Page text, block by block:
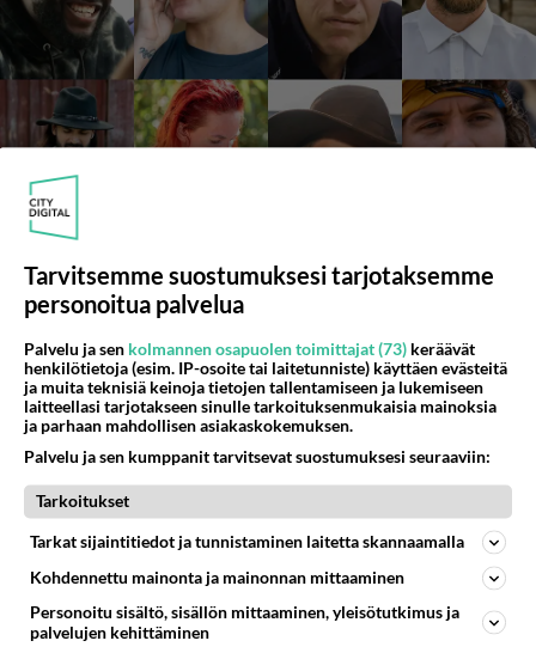
julkkiksiaan - Onko jo liikaa samoja tv-
kasvoja tässä realityssä?
Suuri seikkailu saa jatkoa ja mukana on tuttuja julkkiksia.
Tarvitsemme suostumuksesi tarjotaksemme
personoitua palvelua
Palvelu ja sen kolmannen osapuolen toimittajat (73) keräävät
henkilötietoja (esim. IP-osoite tai laitetunniste) käyttäen evästeitä
ja muita teknisiä keinoja tietojen tallentamiseen ja lukemiseen
laitteellasi tarjotakseen sinulle tarkoituksenmukaisia mainoksia
ja parhaan mahdollisen asiakaskokemuksen.
Palvelu ja sen kumppanit tarvitsevat suostumuksesi seuraaviin:
Tarkoitukset
Tarkat sijaintitiedot ja tunnistaminen laitetta skannaamalla
Kohdennettu mainonta ja mainonnan mittaaminen
Personoitu sisältö, sisällön mittaaminen, yleisötutkimus ja
palvelujen kehittäminen